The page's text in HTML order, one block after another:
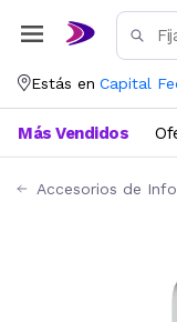
Estás en Capital
Más Vendidos
Accesorios de